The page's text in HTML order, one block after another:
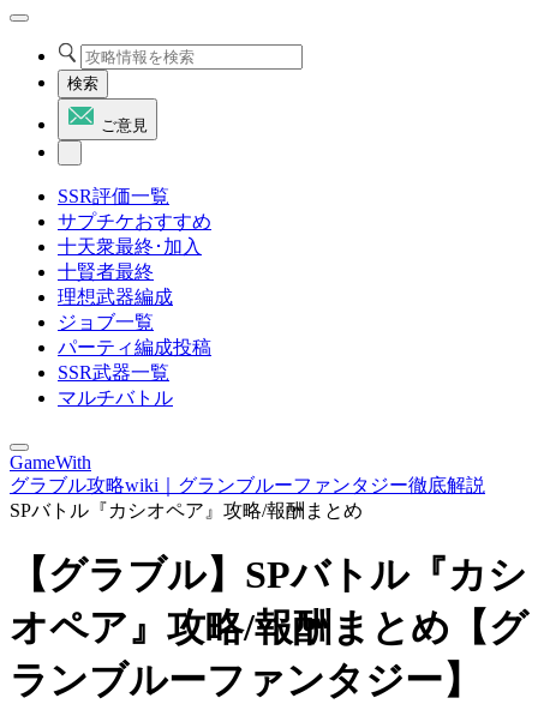
検索
ご意見
SSR評価一覧
サプチケおすすめ
十天衆最終･加入
十賢者最終
理想武器編成
ジョブ一覧
パーティ編成投稿
SSR武器一覧
マルチバトル
GameWith
グラブル攻略wiki｜グランブルーファンタジー徹底解説
SPバトル『カシオペア』攻略/報酬まとめ
【グラブル】SPバトル『カシ
オペア』攻略/報酬まとめ【グ
ランブルーファンタジー】